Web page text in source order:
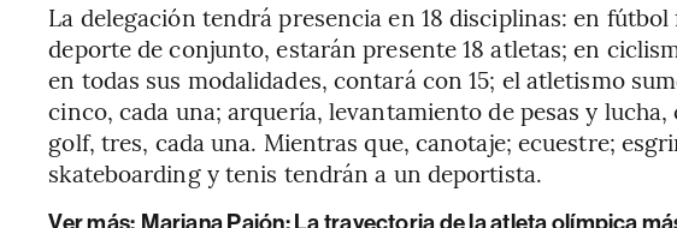
La delegación tendrá presencia en 18 disciplinas: en
deporte de conjunto, estarán presente 18 atletas; en
en todas sus modalidades, contará con 15; el atletismo
cinco, cada una; arquería, levantamiento de pesas y
golf, tres, cada una. Mientras que, canotaje; ecuestre;
skateboarding y tenis tendrán a un deportista.